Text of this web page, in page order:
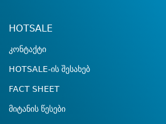
HOTSALE
კონტაქტი
HOTSALE-ის შესახებ
FACT SHEET
მიტანის წესები